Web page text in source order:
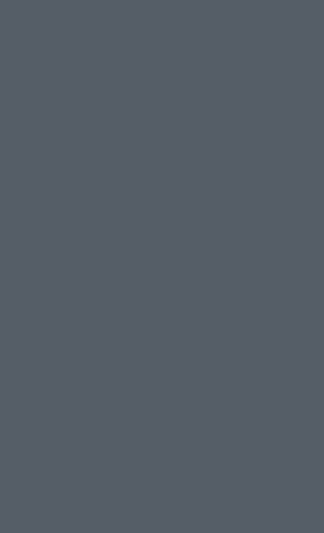
σε
για
από
από ΗΑΕ
και
τη Σερβία
του
δρομολόγια